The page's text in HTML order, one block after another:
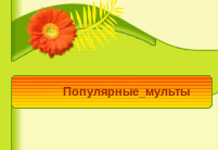
Популярные_мульты